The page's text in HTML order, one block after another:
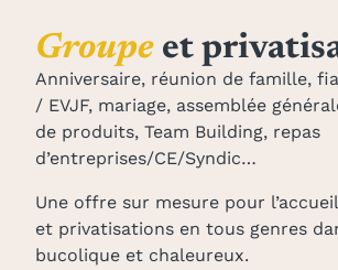
Groupe et
Anniversaire, réunion de famille,
/ EVJF, mariage, assemblée
de produits, Team Building, repas
d’entreprises/CE/Syndic…
Une offre sur mesure pour
et privatisations en tous genres
bucolique et chaleureux.